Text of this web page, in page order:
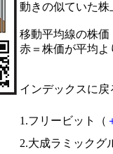
動きの似ていた
移動平均線の株価
赤＝株価が平均
インデックスに戻
1.フリービット（
2.大成ラミックグ